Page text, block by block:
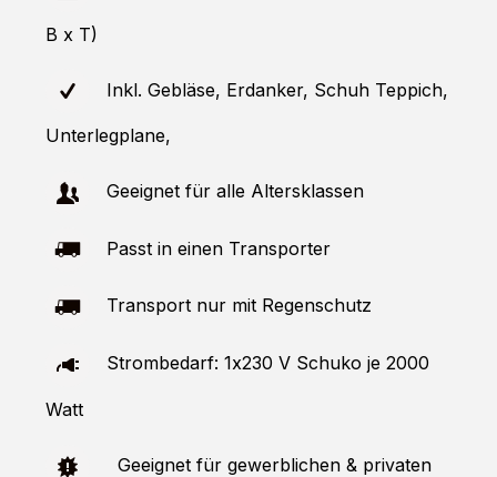
B x T)
Inkl. Gebläse, Erdanker, Schuh Teppich,
Unterlegplane,
Geeignet für alle Altersklassen
Passt in einen Transporter
Transport nur mit Regenschutz
Strombedarf: 1x230 V Schuko je 2000
Watt
Geeignet für gewerblichen & privaten